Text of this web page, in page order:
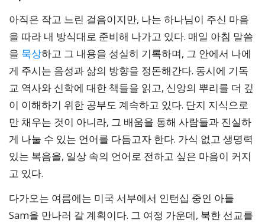
아직은 작고 느린 걸음이지만, 나는 하나님이 주신 마음
을 따라 내 방식대로 준비해 나가고 있다. 매일 아침 말씀
을 묵상하고 그 내용을 성실히 기록하며, 그 안에서 나에
게 주시는 음성과 삶의 방향을 정돈해간다. 동시에 기독
교 역사와 신학에 대한 책들을 읽고, 신앙의 뿌리를 더 깊
이 이해하기 위한 공부도 계속하고 있다. 단지 지식으로
만 채우는 것이 아니라, 그 배움을 통해 사람들과 진실하
게 나눌 수 있는 언어를 다듬고자 한다. 가식 없고 생명력
있는 복음을, 일상 속의 언어로 전하고 싶은 마음이 커지
고 있다.
다가오는 여름에는 미국 서부에서 인턴십 중인 아들
Sam을 만나러 갈 계획이다. 그 여정 가운데, 북한 선교를